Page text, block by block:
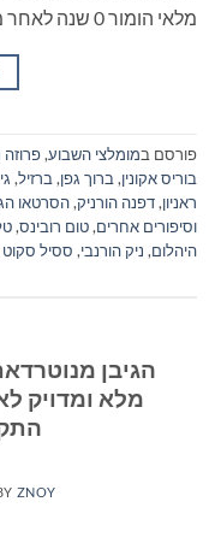
מלאי הומור 0 שנה לאחר מותו של דֵיימוֹן ראניוֹן, אשף […]
פורסם במומלצי השבוע,פרוזה
בוריס אקונין,ברוך גפן,ברזיל,
ראניון,דפנה הורניק,הסרטאו
וסיפורים אחרים,טום רובינס,
היהלום, ניק הורנבי, ססיל
הגיבן
מלא ומדויק
ZNOY